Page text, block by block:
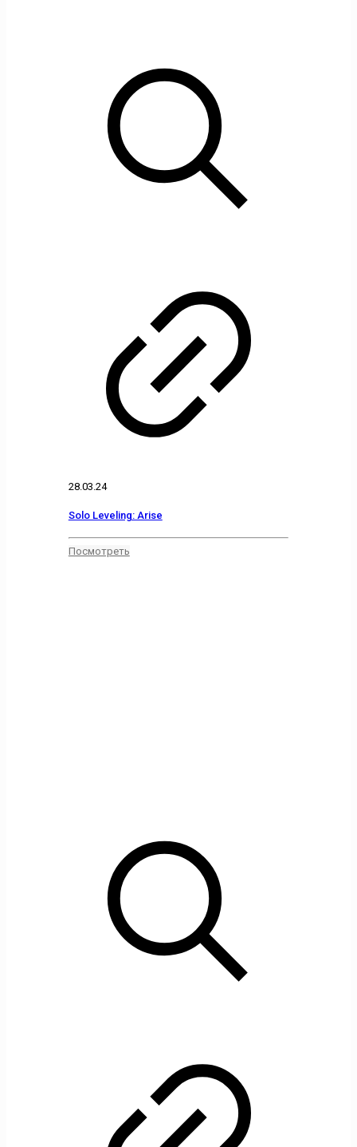
28.03.24
Solo Leveling: Arise
Посмотреть